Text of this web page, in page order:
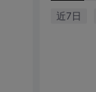
近7日